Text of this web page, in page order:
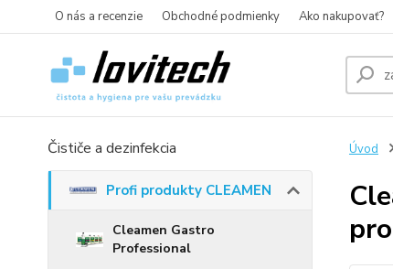
O nás a recenzie Obchodné podmienky Ako nakupovať?
Čističe a dezinfekcia
Profi produkty CLEAMEN
Cleamen Gastro
Professional
Úvod